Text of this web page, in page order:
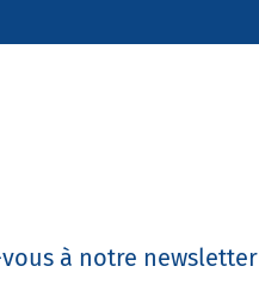
à notre newsletter